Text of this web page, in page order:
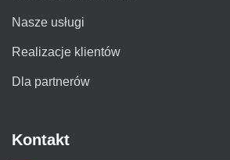
Nasze usługi
Realizacje klientów
Dla partnerów
Kontakt